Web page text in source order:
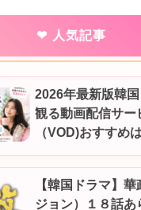
人気記事
2026年最新版韓
観る動画配信サー
（VOD)おすすめ
【韓国ドラマ】
ジョン）１８話あ